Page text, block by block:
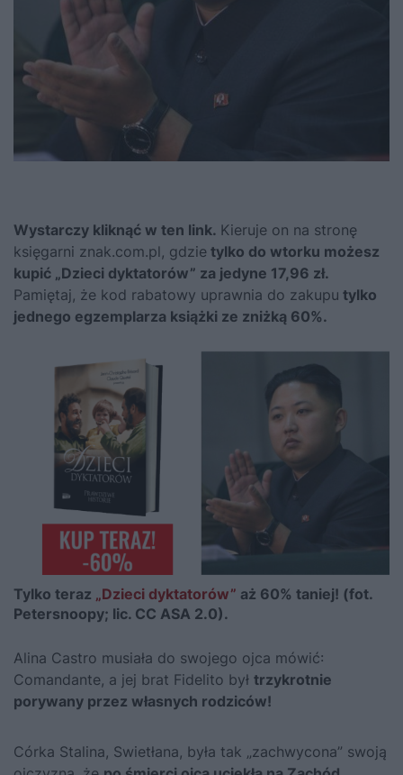
Wystarczy kliknąć w ten link. Kieruje on na stronę
księgarni znak.com.pl, gdzie tylko do wtorku możesz
kupić „Dzieci dyktatorów” za jedyne 17,96 zł.
Pamiętaj, że kod rabatowy uprawnia do zakupu tylko
jednego egzemplarza książki ze zniżką 60%.
Tylko teraz „Dzieci dyktatorów” aż 60% taniej! (fot.
Petersnoopy; lic. CC ASA 2.0).
Alina Castro musiała do swojego ojca mówić:
Comandante, a jej brat Fidelito był trzykrotnie
porywany przez własnych rodziców!
Córka Stalina, Swietłana, była tak „zachwycona” swoją